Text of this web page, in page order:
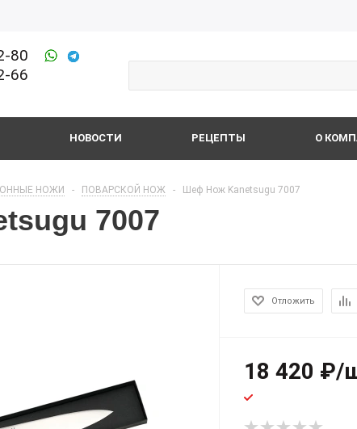
80
66
НОВОСТИ РЕЦЕПТЫ О
НОЖИ - ПОВАРСКОЙ НОЖ - Шеф Нож Kanetsugu 7007
7007
Отложить
18 420 ₽/